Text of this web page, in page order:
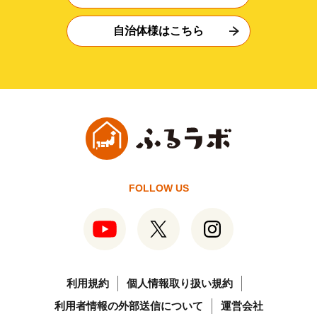
自治体様はこちら
FOLLOW US
利用規約
個人情報取り扱い規約
利用者情報の外部送信について
運営会社